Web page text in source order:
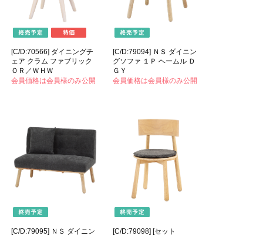
[C/D:70566] ダイニングチ
ェア クラム ファブリック
ＯＲ／ＷＨＷ
会員価格は会員様のみ公開
[C/D:79094] ＮＳ ダイニン
グソファ １Ｐ ヘームル Ｄ
ＧＹ
会員価格は会員様のみ公開
[C/D:79095] ＮＳ ダイニン
[C/D:79098] [セット